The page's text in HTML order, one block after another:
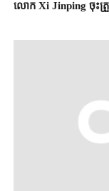
លោក Xi Jinping ចុះត្រួ